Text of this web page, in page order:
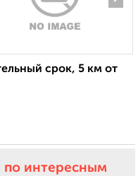
срок, 5 км от
по интересным